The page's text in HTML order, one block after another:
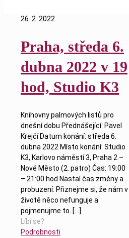
26. 2. 2022
Praha, středa 6.
dubna 2022 v 19
hod, Studio K3
Knihovny palmových listů pro
dnešní dobu Přednášející: Pavel
Krejčí Datum konání: středa 6.
dubna 2022 Místo konání: Studio
K3, Karlovo náměstí 3, Praha 2 –
Nové Město (2. patro) Čas: 19:00
– 21:00 hod Nastal čas změny a
probuzení. Přiznejme si, že nám v
životě něco nefunguje a
pojmenujme to. […]
Líbí se?
Podrobnosti